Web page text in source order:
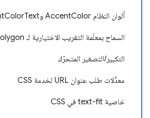
ألوان النظام AccentColor وAccentColorText
السماح بمعلَمة التقريب الاختيارية لـ polygon()
التكبير/التصغير المتحرّك
معدِّلات طلب عنوان URL لخدمة CSS
خاصية text-fit في CSS